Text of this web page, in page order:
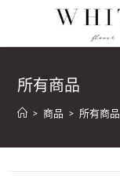
所有商品
> 商品 > 所有商品